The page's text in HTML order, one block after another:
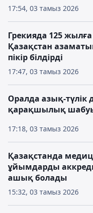
17:54, 03 тамыз 2026
17:47, 03 тамыз 2026
Грекияда 125 жылға
Қазақстан
пікір білдірді
17:18, 03 тамыз 2026
Оралда азық-түлік
қарақшылық
15:32, 03 тамыз 2026
Қазақстанда
ұйымдарды
ашық болады